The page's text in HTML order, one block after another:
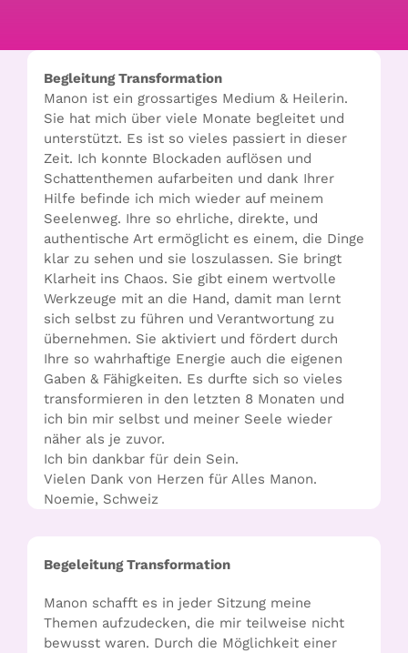
Begleitung Transformation
Manon ist ein grossartiges Medium & Heilerin.
Sie hat mich über viele Monate begleitet und
unterstützt. Es ist so vieles passiert in dieser
Zeit. Ich konnte Blockaden auflösen und
Schattenthemen aufarbeiten und dank Ihrer
Hilfe befinde ich mich wieder auf meinem
Seelenweg. Ihre so ehrliche, direkte, und
authentische Art ermöglicht es einem, die Dinge
klar zu sehen und sie loszulassen. Sie bringt
Klarheit ins Chaos. Sie gibt einem wertvolle
Werkzeuge mit an die Hand, damit man lernt
sich selbst zu führen und Verantwortung zu
übernehmen. Sie aktiviert und fördert durch
Ihre so wahrhaftige Energie auch die eigenen
Gaben & Fähigkeiten. Es durfte sich so vieles
transformieren in den letzten 8 Monaten und
ich bin mir selbst und meiner Seele wieder
näher als je zuvor.
Ich bin dankbar für dein Sein.
Vielen Dank von Herzen für Alles Manon.
Noemie, Schweiz
Begeleitung Transformation
Manon schafft es in jeder Sitzung meine
Themen aufzudecken, die mir teilweise nicht
bewusst waren. Durch die Möglichkeit einer